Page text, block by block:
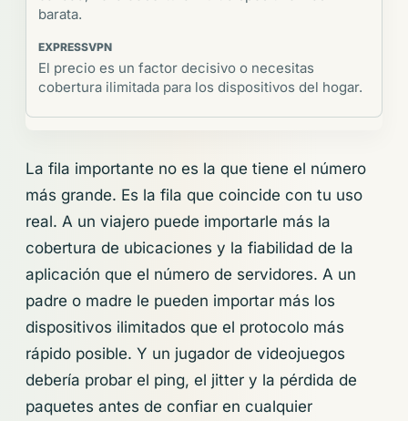
barata.
El precio es un factor decisivo o necesitas
cobertura ilimitada para los dispositivos del hogar.
La fila importante no es la que tiene el número
más grande. Es la fila que coincide con tu uso
real. A un viajero puede importarle más la
cobertura de ubicaciones y la fiabilidad de la
aplicación que el número de servidores. A un
padre o madre le pueden importar más los
dispositivos ilimitados que el protocolo más
rápido posible. Y un jugador de videojuegos
debería probar el ping, el jitter y la pérdida de
paquetes antes de confiar en cualquier